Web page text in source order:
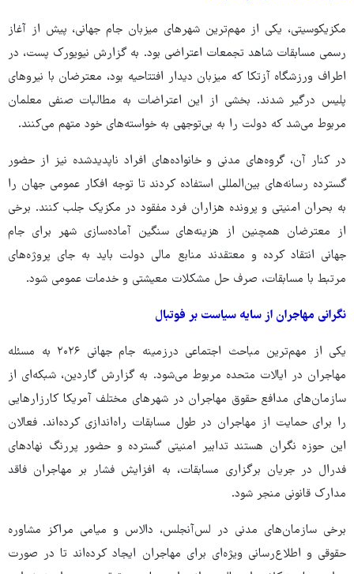
مکزیکوسیتی، یکی از مهم‌ترین شهرهای میزبان جام جهانی، پیش از آغاز
رسمی مسابقات شاهد تجمعات اعتراضی بود. به گزارش نیویورک پست، در
اطراف ورزشگاه آزتکا که میزبان دیدار افتتاحیه بود، معترضان با نیروهای
پلیس درگیر شدند. بخشی از این اعتراضات به مطالبات صنفی معلمان
مربوط می‌شد که دولت را به بی‌توجهی به خواسته‌های خود متهم می‌کنند.
در کنار آن، گروه‌های مدنی و خانواده‌های افراد ناپدیدشده نیز از حضور
گسترده رسانه‌های بین‌المللی استفاده کردند تا توجه افکار عمومی جهان را
به بحران امنیتی و پرونده هزاران فرد مفقود در مکزیک جلب کنند. برخی
از معترضان همچنین از هزینه‌های سنگین آماده‌سازی شهر برای جام
جهانی انتقاد کرده و معتقدند منابع مالی دولت باید به جای پروژه‌های
مرتبط با مسابقات، صرف حل مشکلات معیشتی و خدمات عمومی شود.
نگرانی مهاجران از سایه سیاست بر فوتبال
یکی از مهم‌ترین مباحث اجتماعی درزمینه جام جهانی ۲۰۲۶ به مسئله
مهاجران در ایالات متحده مربوط می‌شود. به گزارش گاردین، شبکه‌ای از
سازمان‌های مدافع حقوق مهاجران در شهرهای مختلف آمریکا کارزارهایی
را برای حمایت از مهاجران در طول مسابقات راه‌اندازی کرده‌اند. فعالان
این حوزه نگران هستند تدابیر امنیتی گسترده و حضور پررنگ نهادهای
فدرال در جریان برگزاری مسابقات، به افزایش فشار بر مهاجران فاقد
مدارک قانونی منجر شود.
برخی سازمان‌های مدنی در لس‌آنجلس، دالاس و میامی مراکز مشاوره
حقوقی و اطلاع‌رسانی ویژه‌ای برای مهاجران ایجاد کرده‌اند تا در صورت